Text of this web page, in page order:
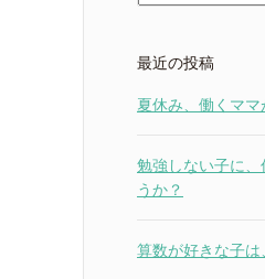
最近の投稿
夏休み、働くマ
勉強しない子に、
うか？
算数が好きな子は